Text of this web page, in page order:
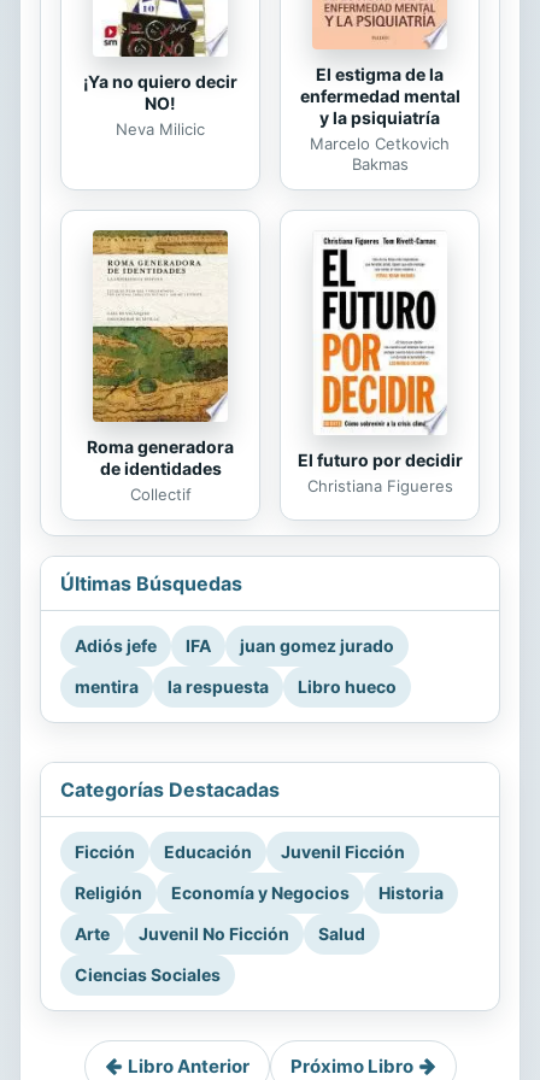
¡Ya no quiero decir
NO!
Neva Milicic
El estigma de la
enfermedad mental
y la psiquiatría
Marcelo Cetkovich
Bakmas
Roma generadora
de identidades
Collectif
El futuro por decidir
Christiana Figueres
Últimas Búsquedas
Adiós jefe IFA
juan gomez jurado
mentira
la respuesta Libro hueco
Categorías Destacadas
Ficción Educación
Juvenil Ficción
Religión
Economía y Negocios
Historia
Arte
Juvenil No Ficción
Salud
Ciencias Sociales
Libro Anterior Próximo Libro